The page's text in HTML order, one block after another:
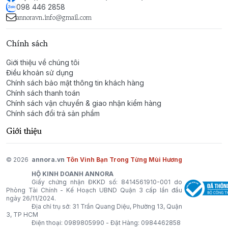
Spicebomb không dành cho những chàng trai e dè hay
thích sự an toàn chốn đám đông. Nó là "chữ ký mùi
hương" của một người đàn ông tự tin, cuồng nhiệt và
ấm đặc trưng, đây là sự lựa chọn hoàn hảo vô song
cho những ngày Thu Đông se lạnh, những buổi tiệc
đêm sôi động hay những cuộc hẹn hò mà bạn muốn
đối phương hoàn toàn bị "hạ gục" bởi sự nam tính
mạnh mẽ.
098 446 2858
annoravn.info@gmail.com
Chính sách
Giới thiệu về chúng tôi
Điều khoản sử dụng
Chính sách bảo mật thông tin khách hàng
Chính sách thanh toán
Chính sách vận chuyển & giao nhận kiểm hàng
Chính sách đổi trả sản phẩm
Giới thiệu
© 2026 annora.vn Tôn Vinh Bạn Trong Từng Mùi Hương
HỘ KINH DOANH ANNORA
Giấy chứng nhận ĐKKD số: 8414561910-001 do
Phòng Tài Chính - Kế Hoạch UBND Quận 3 cấp lần đầu
ngày 26/11/2024.
Địa chỉ trụ sở: 31 Trần Quang Diệu, Phường 13, Quận
3, TP HCM
Điện thoại: 0989805990 - Đặt Hàng: 0984462858